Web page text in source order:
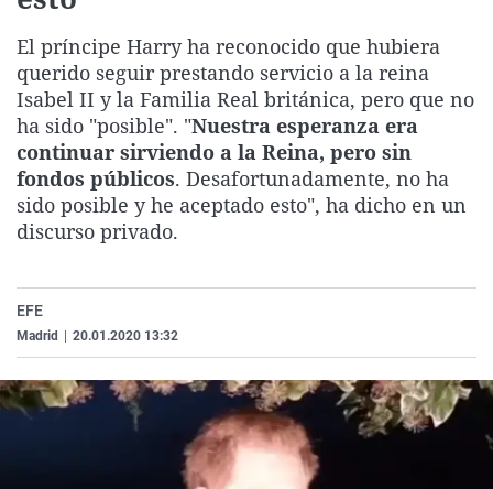
Gente viajera
Como el perro y el
Retornados
Equipo de
Operación Viuda
Galicia
La Rioja
Navarra
País Vasco
Televisión
Elecciones
El príncipe Harry ha reconocido que hubiera
querido seguir prestando servicio a la reina
Isabel II y la Familia Real británica, pero que no
ha sido "posible". "Nuestra esperanza era
continuar sirviendo a la Reina, pero sin
fondos públicos. Desafortunadamente, no ha
sido posible y he aceptado esto", ha dicho en un
discurso privado.
EFE
Madrid 20.01.2020 13:32